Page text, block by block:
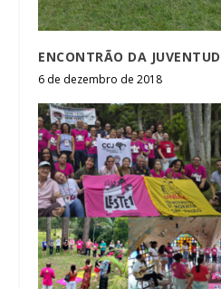
ENCONTRÃO DA
6 de dezembro de 2018